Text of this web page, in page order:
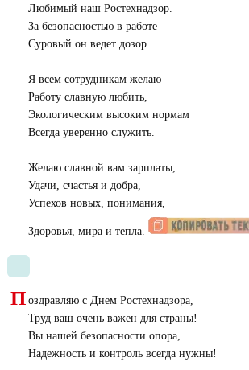
Любимый наш Ростехнадзор.
За безопасностью в работе
Суровый он ведет дозор.
Я всем сотрудникам желаю
Работу славную любить,
Экологическим высоким нормам
Всегда уверенно служить.
Желаю славной вам зарплаты,
Удачи, счастья и добра,
Успехов новых, понимания,
Здоровья, мира и тепла.
П оздравляю с Днем Ростехнадзора,
Труд ваш очень важен для страны!
Вы нашей безопасности опора,
Надежность и контроль всегда нужны!